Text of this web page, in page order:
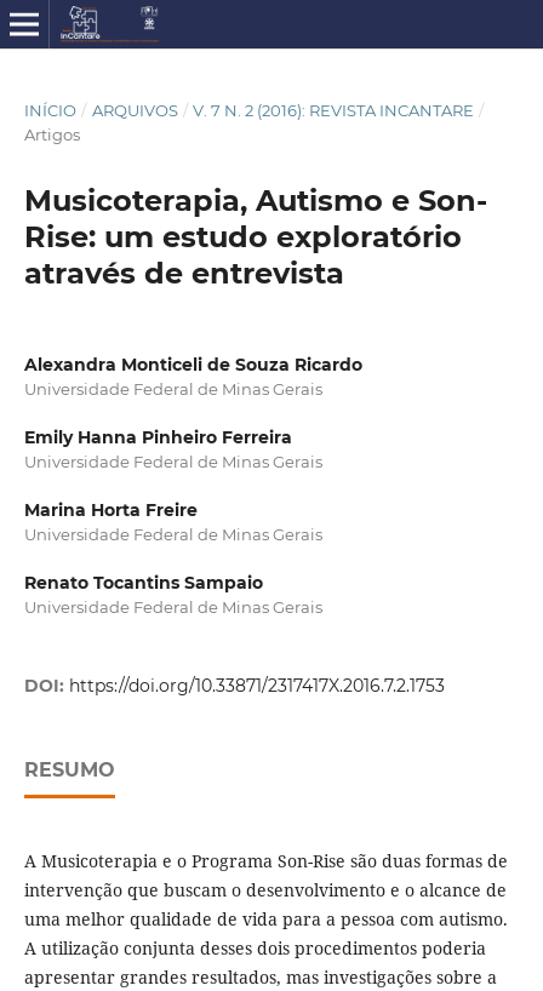
INÍCIO / ARQUIVOS / V. 7 N. 2 (2016): REVISTA INCANTARE /
Artigos
Musicoterapia, Autismo e Son-
Rise: um estudo exploratório
através de entrevista
Alexandra Monticeli de Souza Ricardo
Universidade Federal de Minas Gerais
Emily Hanna Pinheiro Ferreira
Universidade Federal de Minas Gerais
Marina Horta Freire
Universidade Federal de Minas Gerais
Renato Tocantins Sampaio
Universidade Federal de Minas Gerais
DOI: https://doi.org/10.33871/2317417X.2016.7.2.1753
RESUMO
A Musicoterapia e o Programa Son-Rise são duas formas de
intervenção que buscam o desenvolvimento e o alcance de
uma melhor qualidade de vida para a pessoa com autismo.
A utilização conjunta desses dois procedimentos poderia
apresentar grandes resultados, mas investigações sobre a